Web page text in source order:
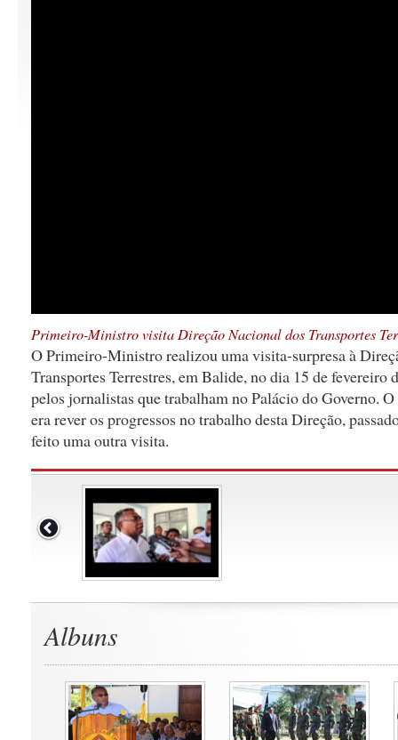
Primeiro-Ministro visita Direção Nacional dos Transportes
O Primeiro-Ministro realizou uma visita-surpresa à
Transportes Terrestres, em Balide, no dia 15 de fevereiro
pelos jornalistas que trabalham no Palácio do Governo.
era rever os progressos no trabalho desta Direção,
feito uma outra visita.
Albuns